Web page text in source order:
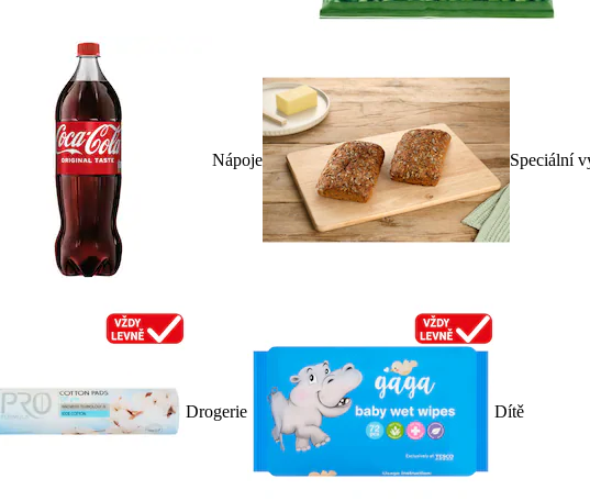
Nápoje Speciální
Drogerie Dítě